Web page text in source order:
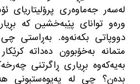
لەسەر جەماوەری پرۆلیتاریای
ورەو توانای پێبەخشین کە
دووپاتی بکەنەوە. بەڕاستی چی
متمانە بەخۆبوون دەداتە
بەیەکەوە بڕیاری ڕاگرتنی
بدەن؟ چی لە پەیوەستبونی